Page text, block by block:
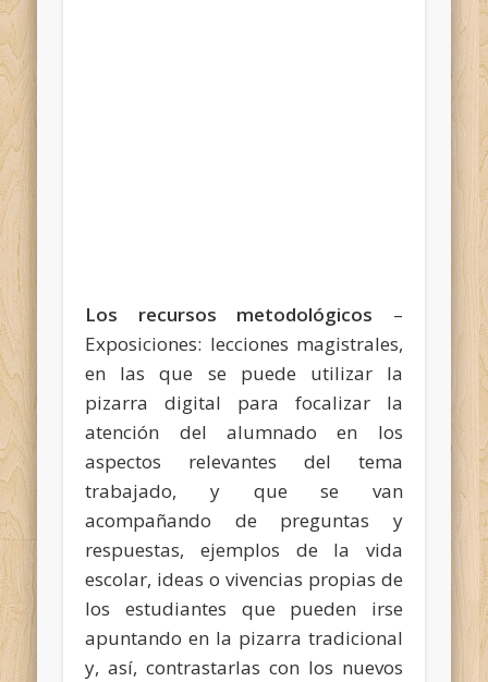
Los recursos metodológicos –
Exposiciones: lecciones magistrales,
en las que se puede utilizar la
pizarra digital para focalizar la
atención del alumnado en los
aspectos relevantes del tema
trabajado, y que se van
acompañando de preguntas y
respuestas, ejemplos de la vida
escolar, ideas o vivencias propias de
los estudiantes que pueden irse
apuntando en la pizarra tradicional
y, así, contrastarlas con los nuevos